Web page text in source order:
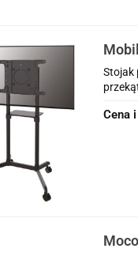
Stojak
Cena